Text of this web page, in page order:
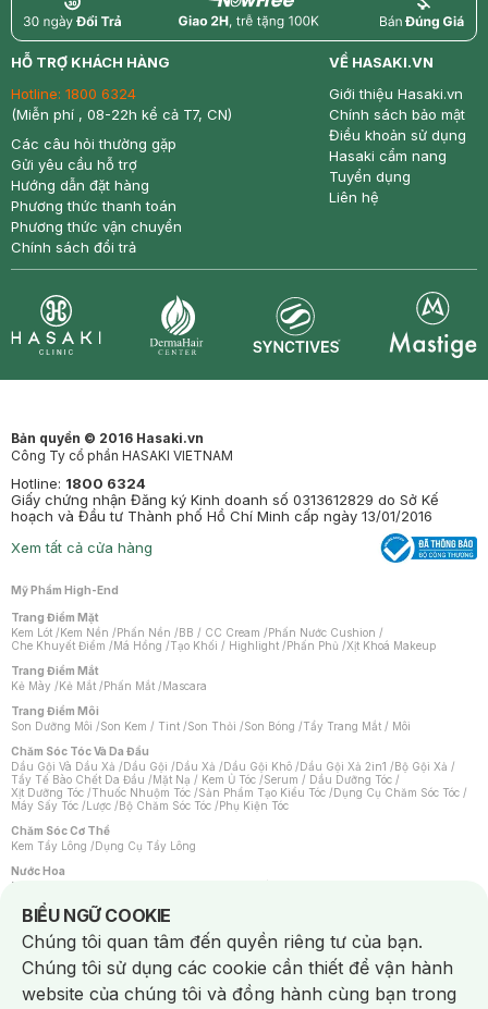
return nowfree price
HỖ TRỢ KHÁCH HÀNG
Hotline: 1800 6324
(Miễn phí , 08-22h kể cả T7, CN)
Các câu hỏi thường gặp
Gửi yêu cầu hỗ trợ
Hướng dẫn đặt hàng
Phương thức thanh toán
Phương thức vận chuyển
Chính sách đổi trả
VỀ HASAKI.VN
Giới thiệu Hasaki.vn
Chính sách bảo mật
Điều khoản sử dụng
Hasaki cẩm nang
Tuyển dụng
Liên hệ
Bản quyền © 2016 Hasaki.vn
Công Ty cổ phần HASAKI VIETNAM
Hotline: 1800 6324
Giấy chứng nhận Đăng ký Kinh doanh số 0313612829 do Sở Kế
hoạch và Đầu tư Thành phố Hồ Chí Minh cấp ngày 13/01/2016
Xem tất cả cửa hàng
Mỹ Phẩm High-End
Trang Điểm Mặt
Kem Lót /Kem Nền /Phấn Nền /BB / CC Cream /Phấn Nước Cushion /
Che Khuyết Điểm /Má Hồng /Tạo Khối / Highlight /Phấn Phủ /Xịt Khoá Makeup
Trang Điểm Mắt
Kẻ Mày /Kẻ Mắt /Phấn Mắt /Mascara
Trang Điểm Môi
Son Dưỡng Môi /Son Kem / Tint /Son Thỏi /Son Bóng /Tẩy Trang Mắt / Môi
Chăm Sóc Tóc Và Da Đầu
Dầu Gội Và Dầu Xả /Dầu Gội /Dầu Xả /Dầu Gội Khô /Dầu Gội Xả 2in1 /Bộ Gội Xả /
Tẩy Tế Bào Chết Da Đầu /Mặt Nạ / Kem Ủ Tóc /Serum / Dầu Dưỡng Tóc /
Xịt Dưỡng Tóc /Thuốc Nhuộm Tóc /Sản Phẩm Tạo Kiểu Tóc /Dụng Cụ Chăm Sóc Tóc /
Máy Sấy Tóc /Lược /Bộ Chăm Sóc Tóc /Phụ Kiện Tóc
Chăm Sóc Cơ Thể
Kem Tẩy Lông /Dụng Cụ Tẩy Lông
Nước Hoa
Nước Hoa Nữ
Chăm Sóc Cá Nhân
Chống Muỗi /Khẩu Trang /Máy Massage/Mặt Nạ Xông Hơi /Nước Rửa Tay/
Sản Phẩm Chăm Sóc Khác /Bàn Chải Đánh Răng /Bàn Chải Điện/
Hỗ Trợ Trắng Răng/Kem Đánh Răng /Máy Tăm Nước/ Nước Súc Miệng/
Tăm / Chỉ Nha Khoa/ Xịt Thơm Miệng / Dung Dịch Vệ Sinh/Dưỡng Vùng Kín/
Khăn Ướt Vệ Sinh Vùng Kín/Băng Vệ Sinh/Tampon/Bọt Cạo Râu /Dao Cạo Râu/
Máy Cạo Râu
BIỂU NGỮ COOKIE
Notice about cookies usage
Chúng tôi quan tâm đến quyền riêng tư của bạn.
Chúng tôi sử dụng các cookie cần thiết để vận hành
website của chúng tôi và đồng hành cùng bạn trong